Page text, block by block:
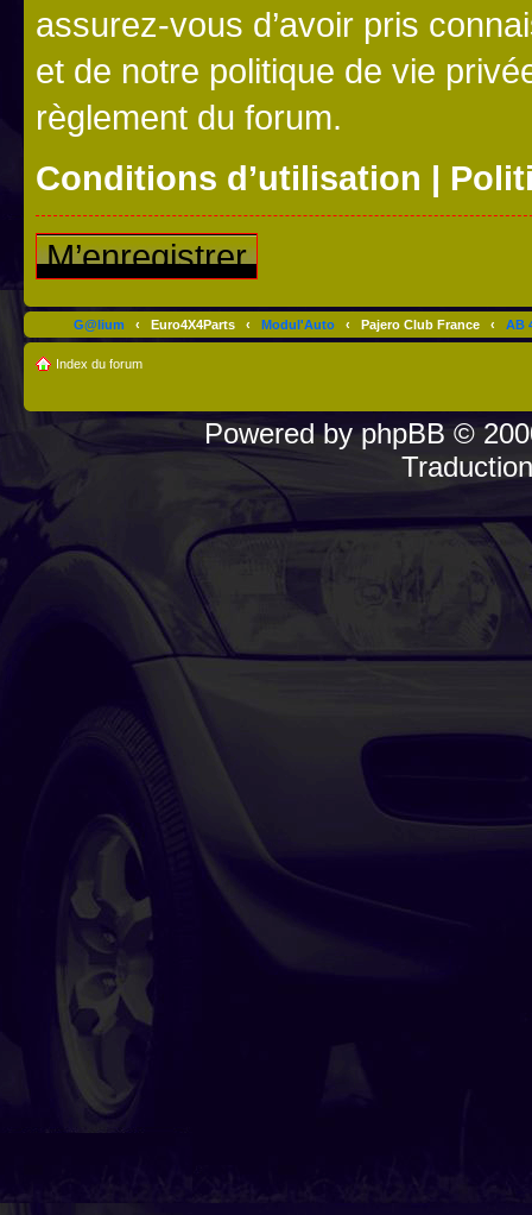
assurez-vous d’avoir pris
et de notre politique de vie
règlement du forum.
Conditions d’utilisation |
M’enregistrer
G@lium ‹ Euro4X4Parts ‹ Modul'Auto ‹ Pajero Club France ‹ AB
Index du forum
Powered byphpBB©